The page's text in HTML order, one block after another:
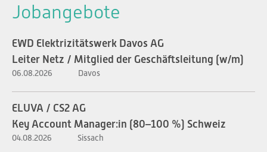
Jobangebote
EWD Elektrizitätswerk Davos AG
Leiter Netz / Mitglied der Geschäftsleitung (w/m)
06.08.2026 Davos
ELUVA / CS2 AG
Key Account Manager:in (80–100 %) Schweiz
04.08.2026 Sissach